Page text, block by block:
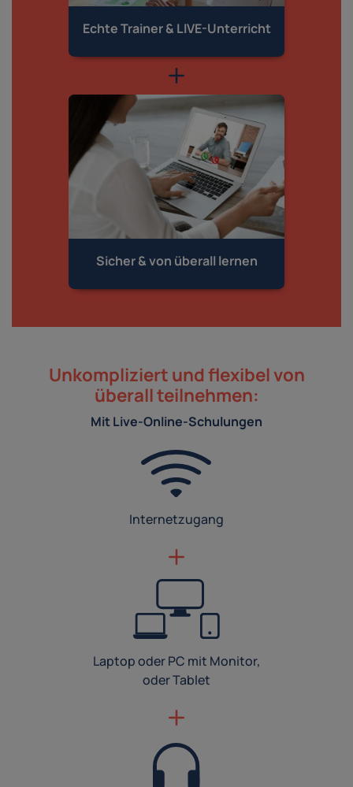
Echte Trainer & LIVE-Unterricht
Sicher & von überall lernen
Unkompliziert und flexibel von
überall teilnehmen:
Mit Live-Online-Schulungen
Internetzugang
Laptop oder PC mit Monitor,
oder Tablet